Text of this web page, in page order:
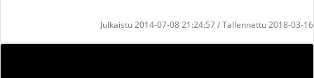
Julkaistu 2014-07-08 21:24:57 / Tallennettu 2018-03-16